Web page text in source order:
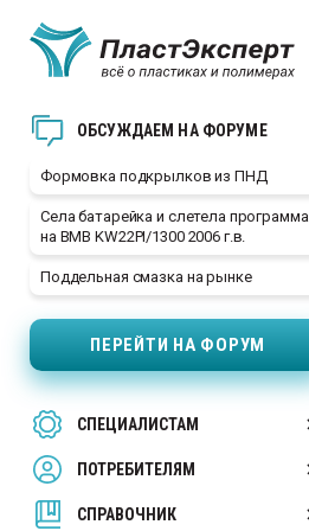
ОБСУЖДАЕМ НА ФОРУМЕ
Формовка подкрылков из ПНД
Села батарейка и слетела программа
на BMB KW22PI/1300 2006 г.в.
Поддельная смазка на рынке
ПЕРЕЙТИ НА ФОРУМ
СПЕЦИАЛИСТАМ
ПОТРЕБИТЕЛЯМ
СПРАВОЧНИК